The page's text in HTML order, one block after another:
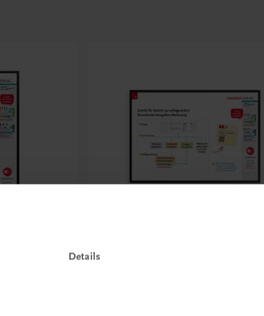
DetailsPoster: Schritt für Schritt zur